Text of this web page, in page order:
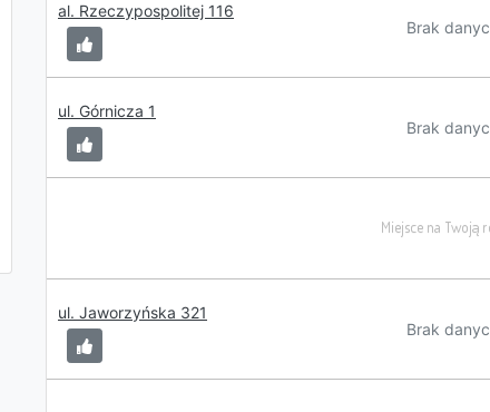
al. Rzeczypospolitej 116
Brak
ul. Górnicza 1
Brak
ul. Jaworzyńska 321
Brak